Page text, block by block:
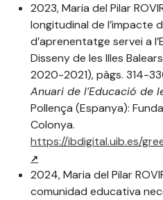
2023, Maria del Pilar
longitudinal de l’impacte
d’aprenentatge servei a
Disseny de les Illes
2020-2021), pàgs. 314-
Anuari de l’Educació de
Pollença (Espanya):
Colonya.
https://ibdigital.uib.es/
2024, Maria del Pilar
comunidad educativa